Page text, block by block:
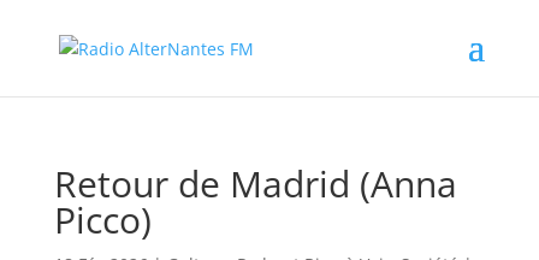
Retour de Madrid (Anna
Picco)